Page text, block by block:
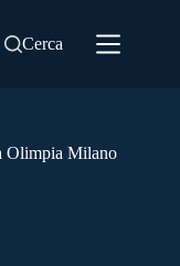
Cerca
Olimpia Milano